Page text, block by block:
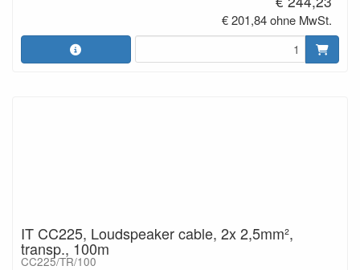
€ 201,84 ohne MwSt.
IT CC225, Loudspeaker cable, 2x 2,5mm²,
transp., 100m
CC225/TR/100